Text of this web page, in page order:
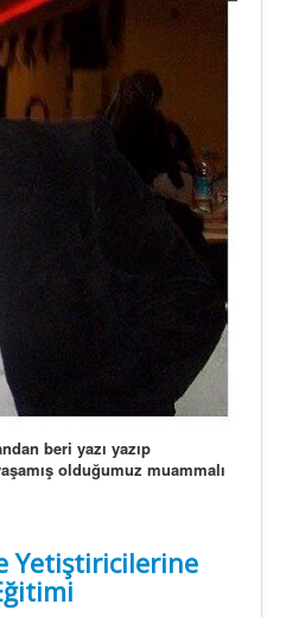
beri yazı yazıp
olduğumuz muammalı
Yetiştiricilerine